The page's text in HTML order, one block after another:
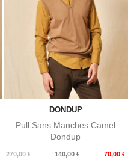
DONDUP
Pull Sans Manches Camel
Dondup
270,00 €
Prix
140,00 € 70,00 €
Prix